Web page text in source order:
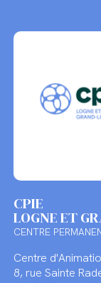
CPIE
LOGNE ET
CENTRE
Centre
8, rue Sainte